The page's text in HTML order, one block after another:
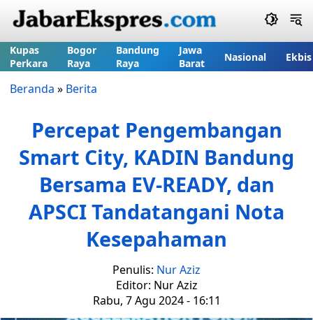
Kupas
Perkara
Bogor
Raya
Bandung
Raya
Jawa
Barat
Nasional Ekbis
Beranda » Berita
Percepat Pengembangan
Smart City, KADIN Bandung
Bersama EV-READY, dan
APSCI Tandatangani Nota
Kesepahaman
Penulis: Nur Aziz
Editor: Nur Aziz
Rabu, 7 Agu 2024 - 16:11